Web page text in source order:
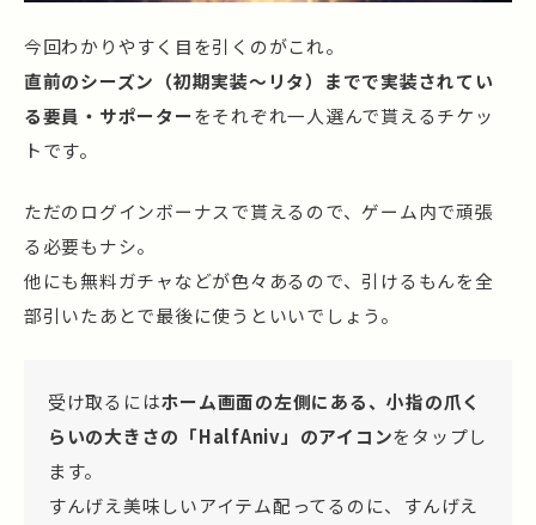
今回わかりやすく目を引くのがこれ。
直前のシーズン（初期実装～リタ）までで実装されてい
る要員・サポーターをそれぞれ一人選んで貰えるチケッ
トです。
ただのログインボーナスで貰えるので、ゲーム内で頑張
る必要もナシ。
他にも無料ガチャなどが色々あるので、引けるもんを全
部引いたあとで最後に使うといいでしょう。
受け取るにはホーム画面の左側にある、小指の爪く
らいの大きさの「HalfAniv」のアイコンをタップし
ます。
すんげえ美味しいアイテム配ってるのに、すんげえ